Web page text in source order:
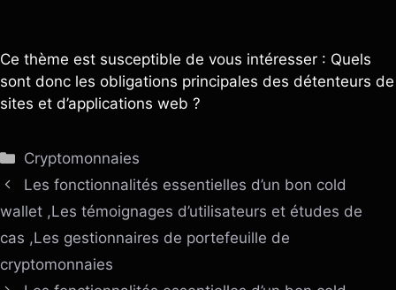
Ce thème est susceptible de vous intéresser : Quels
sont donc les obligations principales des détenteurs de
sites et d’applications web ?
Catégories
Cryptomonnaies
Les fonctionnalités essentielles d’un bon cold
wallet ,Les témoignages d’utilisateurs et études de
cas ,Les gestionnaires de portefeuille de
cryptomonnaies